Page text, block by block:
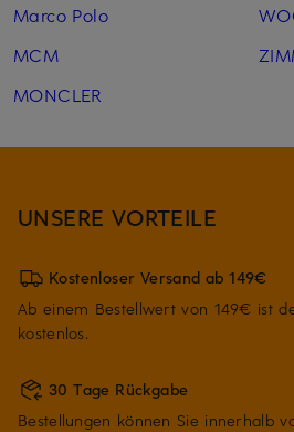
Marco Polo
MCM
MONCLER
UNSERE VORTEILE
Kostenloser Versand ab 149€
Ab einem Bestellwert von 149€ ist
kostenlos.
30 Tage Rückgabe
Bestellungen können Sie innerhalb